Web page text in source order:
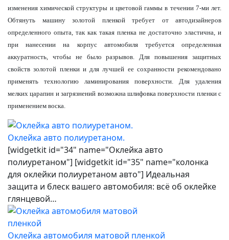
изменения химической структуры и цветовой гаммы в течении 7-ми лет.
Обтянуть машину золотой пленкой требует от автодизайнеров
определенного опыта, так как такая пленка не достаточно эластична, и
при нанесении на корпус автомобиля требуется определенная
аккуратность, чтобы не было разрывов. Для повышения защитных
свойств золотой пленки и для лучшей ее сохранности рекомендовано
применять технологию ламинирования поверхности. Для удаления
мелких царапин и загрязнений возможна шлифовка поверхности пленки с
применением воска.
Оклейка авто полиуретаном.
[widgetkit id="34" name="Оклейка авто
полиуретаном"] [widgetkit id="35" name="колонка
для оклейки полиуретаном авто"] Идеальная
защита и блеск вашего автомобиля: всё об оклейке
глянцевой…
Оклейка автомобиля матовой пленкой